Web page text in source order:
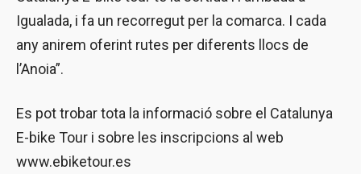
Igualada, i fa un recorregut per la comarca. I cada
any anirem oferint rutes per diferents llocs de
l’Anoia”.
Es pot trobar tota la informació sobre el Catalunya
E-bike Tour i sobre les inscripcions al web
www.ebiketour.es